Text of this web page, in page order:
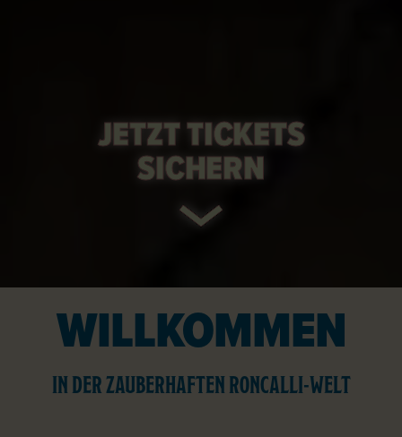
JETZT TICKETS
SICHERN
WILLKOMMEN
IN DER ZAUBERHAFTEN RONCALLI-WELT